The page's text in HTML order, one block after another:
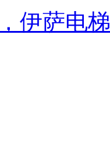
伊萨电梯